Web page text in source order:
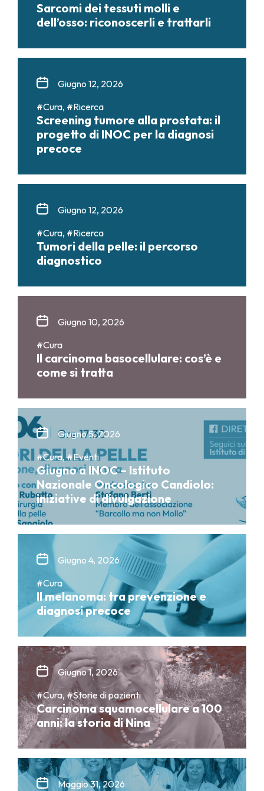
Sarcomi dei tessuti molli e
dell’osso: riconoscerli e trattarli
Giugno 12, 2026
#Cura, #Ricerca
Screening tumore alla prostata: il
progetto di INOC per la diagnosi
precoce
Giugno 12, 2026
#Cura, #Ricerca
Tumori della pelle: il percorso
diagnostico
Giugno 10, 2026
#Cura
Il carcinoma basocellulare: cos’è e
come si tratta
Giugno 5, 2026
#Cura, #Eventi
Giugno a INOC – Istituto
Nazionale Oncologico Candiolo:
iniziative di divulgazione
Giugno 4, 2026
#Cura
Il melanoma: tra prevenzione e
diagnosi precoce
Giugno 1, 2026
#Cura, #Storie di pazienti
Carcinoma squamocellulare a 100
anni: la storia di Nina
Maggio 31, 2026